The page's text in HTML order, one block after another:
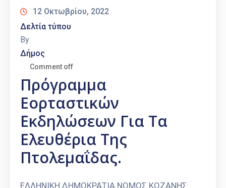
12 Οκτωβρίου, 2022
Δελτία τύπου
By
Δήμος
Comment off
Πρόγραμμα
Εορταστικών
Εκδηλώσεων Για Τα
Ελευθέρια Της
Πτολεμαΐδας.
ΕΛΛΗΝΙΚΗ ΔΗΜΟΚΡΑΤΙΑ ΝΟΜΟΣ ΚΟΖΑΝΗΣ